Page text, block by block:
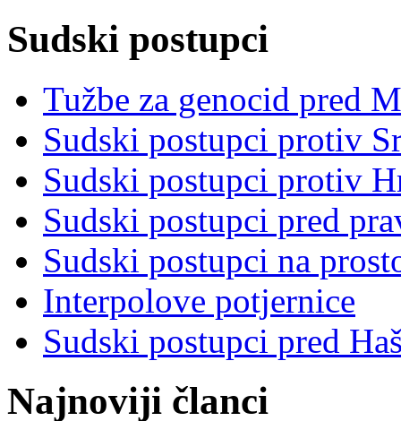
Sudski postupci
Tužbe za genocid pred
Sudski postupci protiv
Sudski postupci protiv
Sudski postupci pred
Sudski postupci na
Interpolove potjernice
Sudski postupci pred
Najnoviji članci